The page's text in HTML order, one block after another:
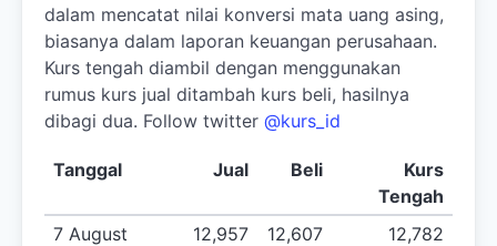
dalam mencatat nilai konversi mata uang asing,
biasanya dalam laporan keuangan perusahaan.
Kurs tengah diambil dengan menggunakan
rumus kurs jual ditambah kurs beli, hasilnya
dibagi dua. Follow twitter @kurs_id
Tanggal Jual Beli
Kurs
Tengah
7 August
12,957 12,607 12,782